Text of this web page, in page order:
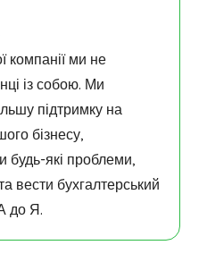
компанії ми не
із собою. Ми
підтримку на
бізнесу,
будь-які проблеми,
вести бухгалтерський
до Я.